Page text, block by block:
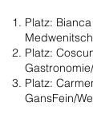
Platz:
Platz:
Platz:
GansFein/